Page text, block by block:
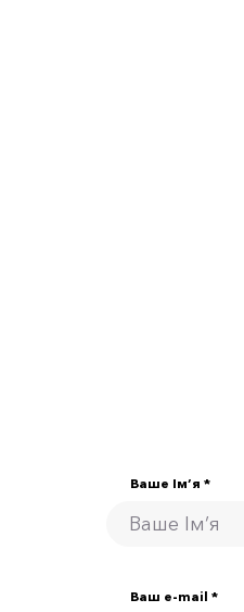
Ваше Ім’я *
Ваш e-mail *